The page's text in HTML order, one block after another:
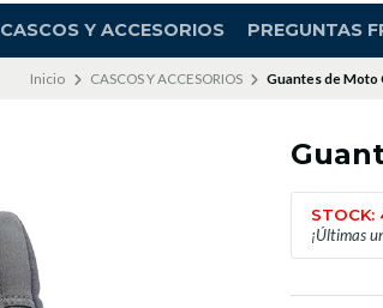
CASCOS Y ACCESORIOS PREGUNTAS
Inicio CASCOS Y ACCESORIOS Guantes de Moto
STOCK:
¡Últimas